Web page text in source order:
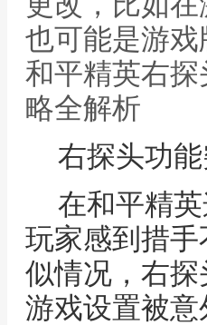
也可能是游
和平精英右
略全解析
右探头功
在和平精
玩家感到措
似情况，右
游戏设置被